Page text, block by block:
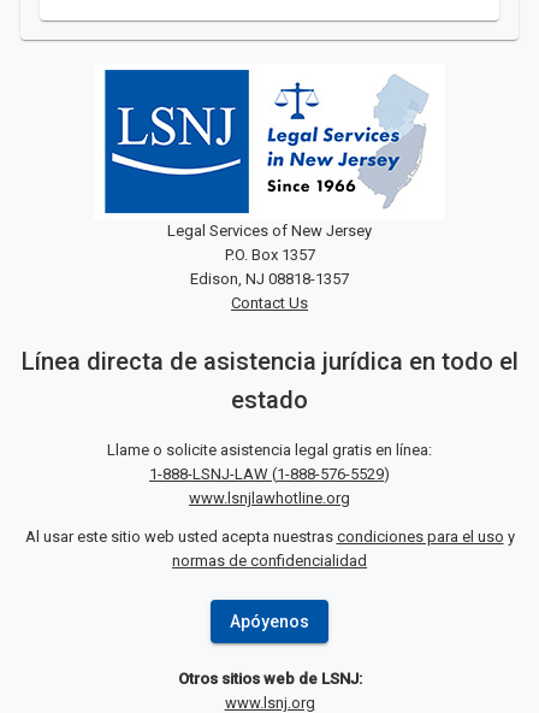
Legal Services of New Jersey
P.O. Box 1357
Edison, NJ 08818-1357
Contact Us
Línea directa de asistencia jurídica en todo el
estado
Llame o solicite asistencia legal gratis en línea:
1-888-LSNJ-LAW (1-888-576-5529)
www.lsnjlawhotline.org
Al usar este sitio web usted acepta nuestras condiciones para el uso y
normas de confidencialidad
Apóyenos
Otros sitios web de LSNJ:
www.lsnj.org